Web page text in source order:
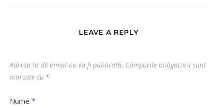
LEAVE A REPLY
Adresa ta de email nu va fi publicată. Câmpurile obligatorii sunt
marcate cu *
Nume *